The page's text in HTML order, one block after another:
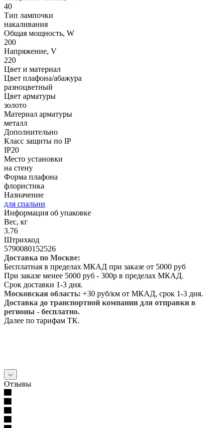
40
Тип лампочки
накаливания
Общая мощность, W
200
Напряжение, V
220
Цвет и материал
Цвет плафона/абажура
разноцветный
Цвет арматуры
золото
Материал арматуры
металл
Дополнительно
Класс защиты по IP
IP20
Место установки
на стену
Форма плафона
флористика
Назначение
для спальни
Информация об упаковке
Вес, кг
3.76
Штрихкод
5790080152526
Доставка по Москве:
Бесплатная в пределах МКАД при заказе от 5000 руб
При заказе менее 5000 руб - 300р в пределах МКАД.
Срок доставки 1-3 дня.
Московская область: +30 руб/км от МКАД, срок 1-3 дня.
Доставка до транспортной компании для отправки в
регионы - бесплатно.
Далее по тарифам ТК.
Отзывы